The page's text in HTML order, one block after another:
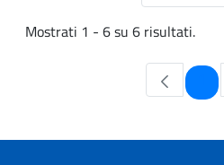
Mostrati 1 - 6 su 6 risultati.